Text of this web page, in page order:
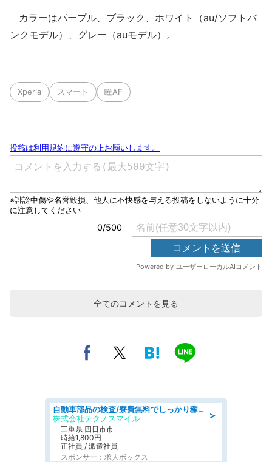
カラーはパープル、ブラック、ホワイト（au/ソフトバ
ンクモデル）、グレー（auモデル）。
Xperia スマート 瞳AF
全てのコメントを見る
＞
自動車部品の検査/寮費無料でしっかり稼げる denso aichi
株式会社テクノスマイル
三重県 四日市市
時給1,800円
正社員 / 派遣社員
スポンサー：求人ボックス